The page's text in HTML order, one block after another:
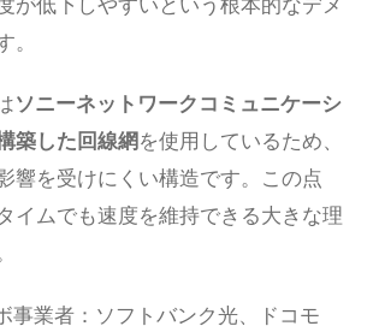
。
ソニーネットワークコミュニケーシ
築した回線網を使用しているため、
響を受けにくい構造です。この点
イムでも速度を維持できる大きな理
事業者：ソフトバンク光、ドコモ